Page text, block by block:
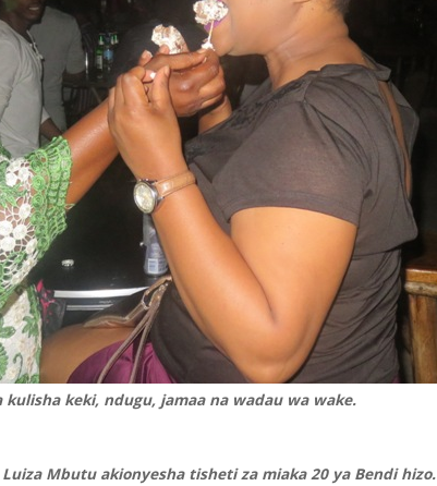
kulisha keki, ndugu, jamaa na wadau wa wake.
Mbutu akionyesha tisheti za miaka 20 ya Bendi hizo.